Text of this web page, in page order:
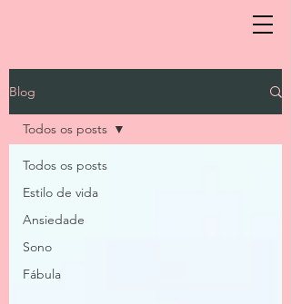
Blog
Todos os posts
Estilo de vida
Ansiedade
Sono
Fábula
Todos os posts